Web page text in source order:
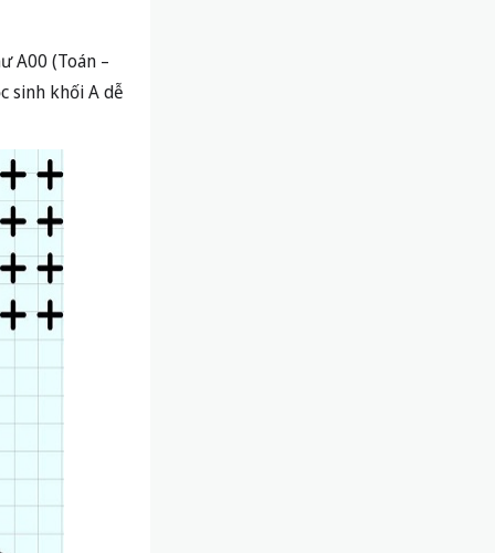
A00 (Toán –
sinh khối A dễ